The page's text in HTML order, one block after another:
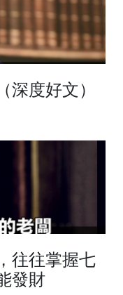
深度好文）
往往掌握七
發財